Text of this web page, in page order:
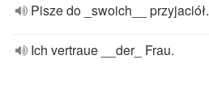
Pisze do _swoich__ przyjaciół.
Ich vertraue __der_ Frau.